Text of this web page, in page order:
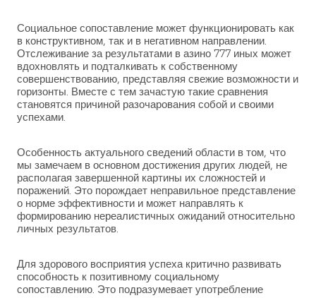
Социальное сопоставление может функционировать как
в конструктивном, так и в негативном направлении.
Отслеживание за результатами в азино 777 иных может
вдохновлять и подталкивать к собственному
совершенствованию, представляя свежие возможности и
горизонты. Вместе с тем зачастую такие сравнения
становятся причиной разочарования собой и своими
успехами.
Особенность актуального сведений области в том, что
мы замечаем в основном достижения других людей, не
располагая завершенной картины их сложностей и
поражений. Это порождает неправильное представление
о норме эффективности и может направлять к
формированию нереалистичных ожиданий относительно
личных результатов.
Для здорового восприятия успеха критично развивать
способность к позитивному социальному
сопоставлению. Это подразумевает употребление